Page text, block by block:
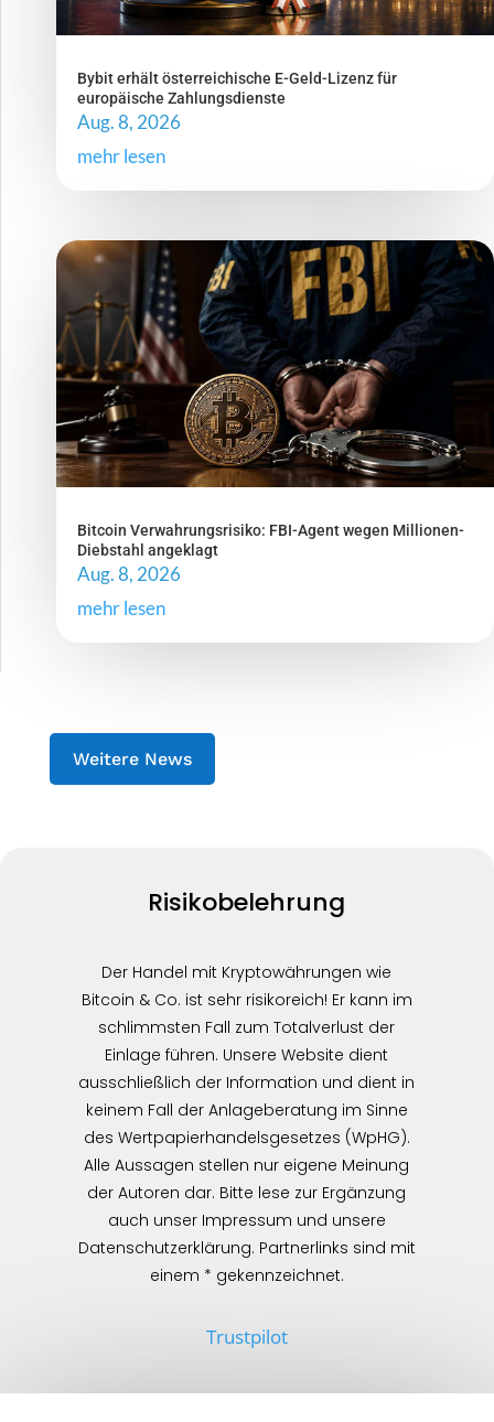
Bybit erhält österreichische E-Geld-Lizenz für
europäische Zahlungsdienste
Aug. 8, 2026
mehr lesen
Bitcoin Verwahrungsrisiko: FBI-Agent wegen Millionen-
Diebstahl angeklagt
Aug. 8, 2026
mehr lesen
Weitere News
Risikobelehrung
Der Handel mit Kryptowährungen wie
Bitcoin & Co. ist sehr risikoreich! Er kann im
schlimmsten Fall zum Totalverlust der
Einlage führen. Unsere Website dient
ausschließlich der Information und dient in
keinem Fall der Anlageberatung im Sinne
des Wertpapierhandelsgesetzes (WpHG).
Alle Aussagen stellen nur eigene Meinung
der Autoren dar. Bitte lese zur Ergänzung
auch unser Impressum und unsere
Datenschutzerklärung. Partnerlinks sind mit
einem * gekennzeichnet.
Trustpilot